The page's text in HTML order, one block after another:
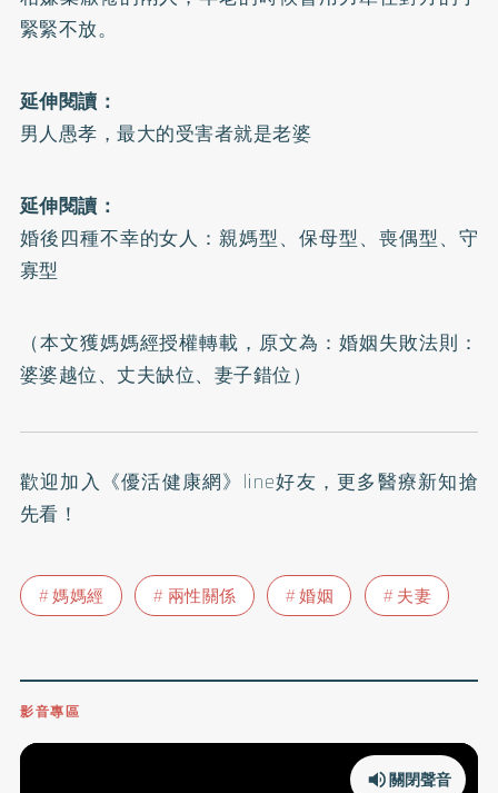
緊緊不放。
延伸閱讀：
男人愚孝，最大的受害者就是老婆
延伸閱讀：
婚後四種不幸的女人：親媽型、保母型、喪偶型、守
寡型
（本文獲媽媽經授權轉載，原文為： 婚姻失敗法則：
婆婆越位、丈夫缺位、妻子錯位）
歡迎加入 《優活健康網》line好友 ，更多醫療新知搶
先看！
媽媽經 兩性關係 婚姻 夫妻
影音專區
關閉聲音